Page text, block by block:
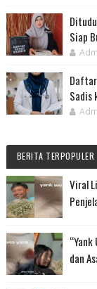
Siap
Sadis
BERITA TERPOPULER
Viral
dan